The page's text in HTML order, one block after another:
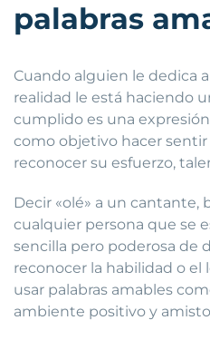
palabras
Cuando alguien le dedica
realidad le está haciendo
cumplido es una
como objetivo hacer
reconocer su esfuerzo,
Decir «olé» a un cantante,
cualquier persona que se
sencilla pero poderosa de
reconocer la habilidad o el
usar palabras amables
ambiente positivo y